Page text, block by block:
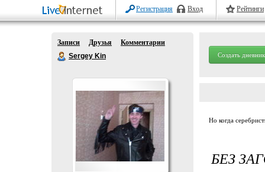
Регистрация Вход Рейтинги
Записи Друзья
Комментарии
Sergey Kin
Создать дневник
Но когда
БЕЗ